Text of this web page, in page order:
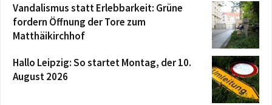
Vandalismus statt Erlebbarkeit: Grüne
fordern Öffnung der Tore zum
Matthäikirchhof
Hallo Leipzig: So startet Montag, der 10.
August 2026